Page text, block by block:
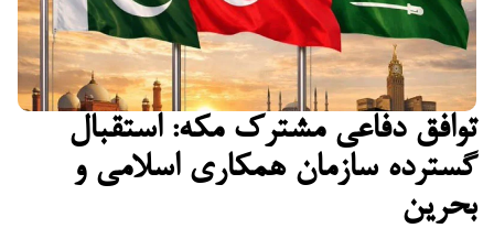
توافق دفاعی مشترک مکه: استقبال
گسترده سازمان همکاری اسلامی و
بحرین